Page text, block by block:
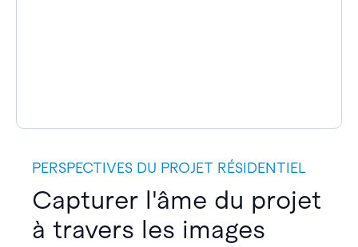
PERSPECTIVES DU PROJET RÉSIDENTIEL
Capturer l'âme du projet
à travers les images